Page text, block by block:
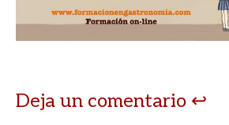
Deja un comentario